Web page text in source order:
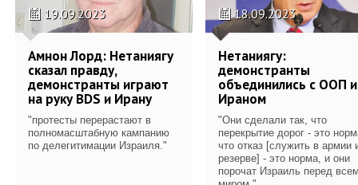
19.09.2023
Амнон Лорд: Нетаниягу
сказал правду,
демонстранты играют
на руку BDS и Ирану
"протесты перерастают в
полномасштабную кампанию
по делегитимации Израиля."
18.09.2023
Нетаниягу:
демонстранты
объединились с ООП и
Ираном
"Они сделали так, что
перекрытие дорог - это
что отказ [служить в армии
резерве] - это норма, и они
порочат Израиль перед